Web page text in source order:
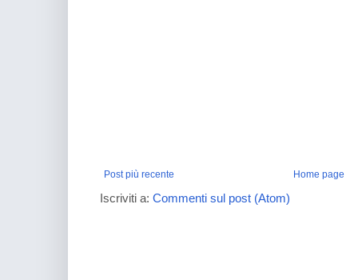
Post più recente Home page
Iscriviti a: Commenti sul post (Atom)